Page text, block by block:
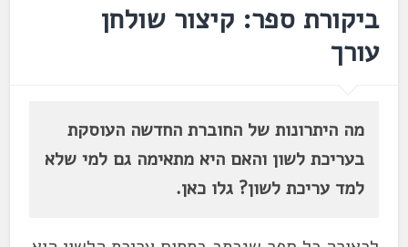
ביקורת ספר: קיצור שולחן
עורך
מה היתרונות של החוברת החדשה העוסקת
בעריכת לשון והאם היא מתאימה גם למי שלא
למד עריכת לשון? גלו כאן.